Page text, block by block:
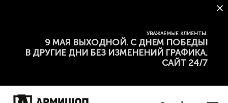
УВАЖАЕМЫЕ КЛИЕНТЫ.
9 МАЯ ВЫХОДНОЙ. С ДНЕМ ПОБЕДЫ!
В ДРУГИЕ ДНИ БЕЗ ИЗМЕНЕНИЙ ГРАФИКА.
САЙТ 24/7